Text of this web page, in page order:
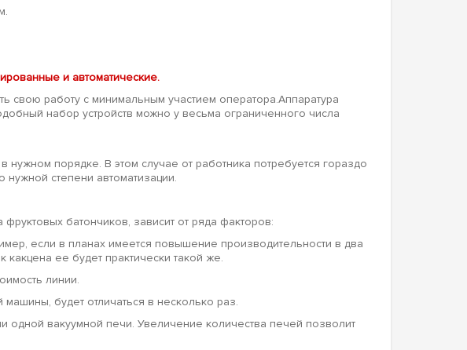
и автоматические.
свою работу с минимальным участием оператора.Аппаратура
набор устройств можно у весьма ограниченного числа
порядке. В этом случае от работника потребуется гораздо
степени автоматизации.
батончиков, зависит от ряда факторов:
если в планах имеется повышение производительности в два
ее будет практически такой же.
линии.
будет отличаться в несколько раз.
одной вакуумной печи. Увеличение количества печей позволит